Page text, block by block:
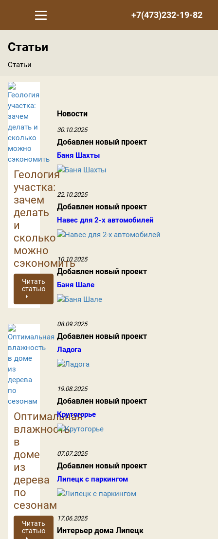
+7(473)232-19-82
Статьи
Статьи
Геология
участка:
зачем
делать
и
сколько
можно
сэкономить
Читать
статью
Оптимальная
влажность
в
доме
из
дерева
по
сезонам
Читать
статью
Новости
30.10.2025
Добавлен новый проект
Баня Шахты
22.10.2025
Добавлен новый проект
Навес для 2-х автомобилей
10.10.2025
Добавлен новый проект
Баня Шале
08.09.2025
Добавлен новый проект
Ладога
19.08.2025
Добавлен новый проект
Крутогорье
07.07.2025
Добавлен новый проект
Липецк с паркингом
17.06.2025
Интерьер дома Липецк